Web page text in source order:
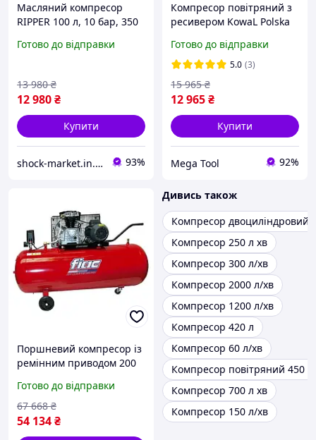
Масляний компресор
RIPPER 100 л, 10 бар, 350
Готово до відправки
12 980₴
13 980 ₴
Купити
shock-market.in.ua 93%
Компресор повітряний з
ресивером KowaL Polska
компресор з ремінною
передачею
Готово до відправки
5.0 (3)
12 965₴
15 965 ₴
Купити
Mega Tool 92%
Поршневий компресор із
ремінним приводом 200
FIAC AB200-360-220-RED-
IT
Готово до відправки
54 134₴
67 668 ₴
Дивись також
Компресор двоциліндровий
Компресор 250 л хв
Компресор 300 л/хв
Компресор 2000 л/хв
Компресор 1200 л/хв
Компресор 420 л
Компресор 60 л/хв
Компресор повітряний 450
Компресор 700 л хв
Компресор 150 л/хв